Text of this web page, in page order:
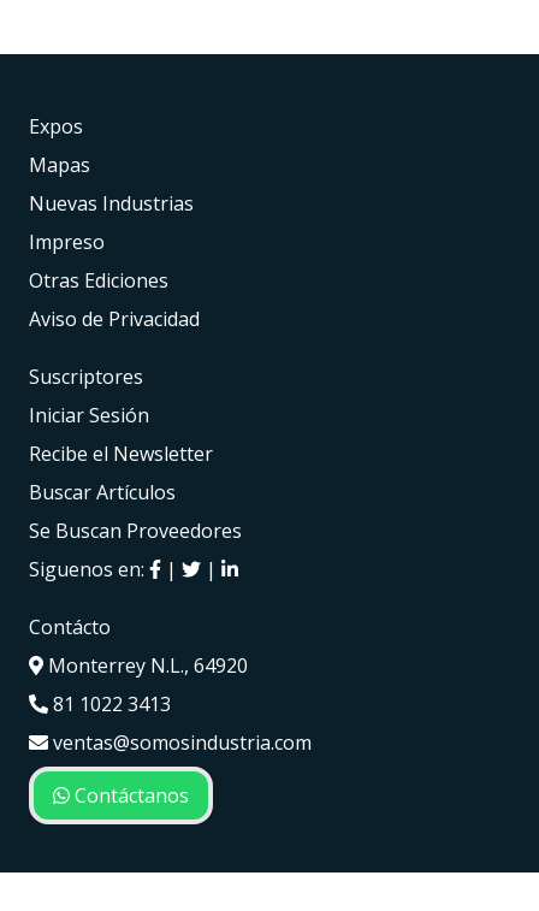
Expos
Mapas
Nuevas Industrias
Impreso
Otras Ediciones
Aviso de Privacidad
Suscriptores
Iniciar Sesión
Recibe el Newsletter
Buscar Artículos
Se Buscan Proveedores
Siguenos en:
| |
Contácto
Monterrey N.L., 64920
81 1022 3413
ventas@somosindustria.com
Contáctanos